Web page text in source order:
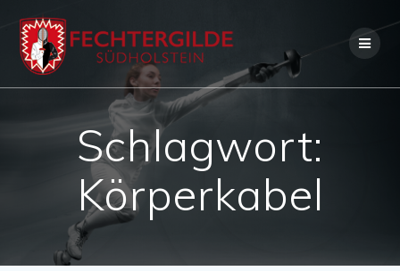
to
content
Schlagwort:
Körperkabel